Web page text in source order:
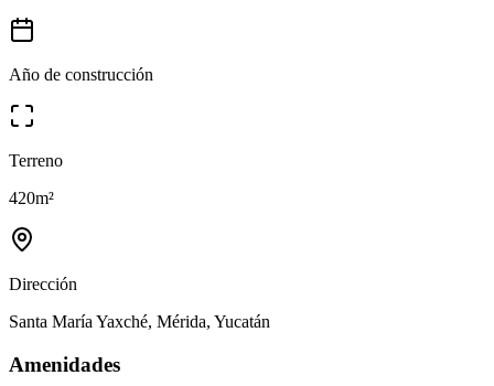
Año de construcción
Terreno
420m²
Dirección
Santa María Yaxché, Mérida, Yucatán
Amenidades